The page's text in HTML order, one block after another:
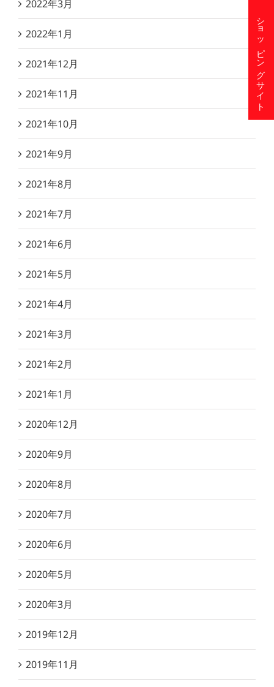
2022年3月
2022年1月
2021年12月
2021年11月
2021年10月
2021年9月
2021年8月
2021年7月
2021年6月
2021年5月
2021年4月
2021年3月
2021年2月
2021年1月
2020年12月
2020年9月
2020年8月
2020年7月
2020年6月
2020年5月
2020年3月
2019年12月
2019年11月
ショッピングサイト